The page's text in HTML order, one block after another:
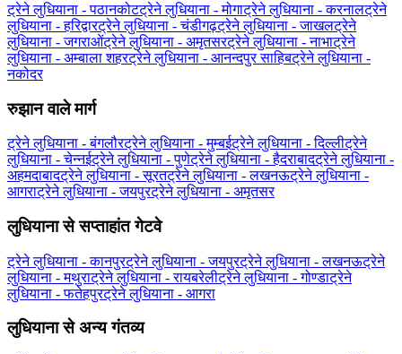
ट्रेने लुधियाना - पठानकोटट्रेने लुधियाना - मोगाट्रेने लुधियाना - करनालट्रेने
लुधियाना - हरिद्वारट्रेने लुधियाना - चंडीगढ़ट्रेने लुधियाना - जाखलट्रेने
लुधियाना - जगराओंट्रेने लुधियाना - अमृतसरट्रेने लुधियाना - नाभाट्रेने
लुधियाना - अम्बाला शहरट्रेने लुधियाना - आनन्दपुर साहिबट्रेने लुधियाना -
नकोदर
रुझान वाले मार्ग
ट्रेने लुधियाना - बंगलौरट्रेने लुधियाना - मुम्बईट्रेने लुधियाना - दिल्लीट्रेने
लुधियाना - चेन्नईट्रेने लुधियाना - पुणेट्रेने लुधियाना - हैदराबादट्रेने लुधियाना -
अहमदाबादट्रेने लुधियाना - सूरतट्रेने लुधियाना - लखनऊट्रेने लुधियाना -
आगराट्रेने लुधियाना - जयपुरट्रेने लुधियाना - अमृतसर
लुधियाना से सप्ताहांत गेटवे
ट्रेने लुधियाना - कानपुरट्रेने लुधियाना - जयपुरट्रेने लुधियाना - लखनऊट्रेने
लुधियाना - मथुराट्रेने लुधियाना - रायबरेलीट्रेने लुधियाना - गोण्डाट्रेने
लुधियाना - फतेहपुरट्रेने लुधियाना - आगरा
लुधियाना से अन्य गंतव्य